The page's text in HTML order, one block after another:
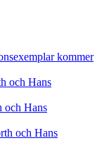
kommer
och Hans
och Hans
och Hans